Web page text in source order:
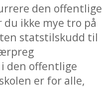
den offentlige
ikke mye tro på
statstilskudd til
den offentlige
er for alle,